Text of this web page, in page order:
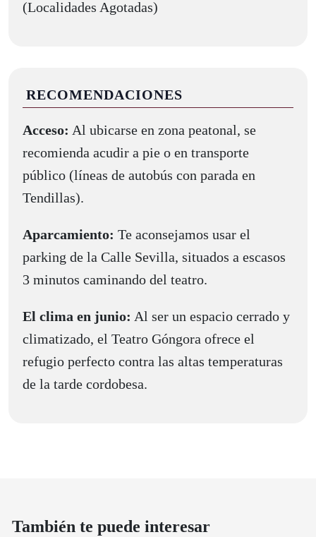
(Localidades Agotadas)
RECOMENDACIONES
Acceso: Al ubicarse en zona peatonal, se
recomienda acudir a pie o en transporte
público (líneas de autobús con parada en
Tendillas).
Aparcamiento: Te aconsejamos usar el
parking de la Calle Sevilla, situados a escasos
3 minutos caminando del teatro.
El clima en junio: Al ser un espacio cerrado y
climatizado, el Teatro Góngora ofrece el
refugio perfecto contra las altas temperaturas
de la tarde cordobesa.
También te puede interesar